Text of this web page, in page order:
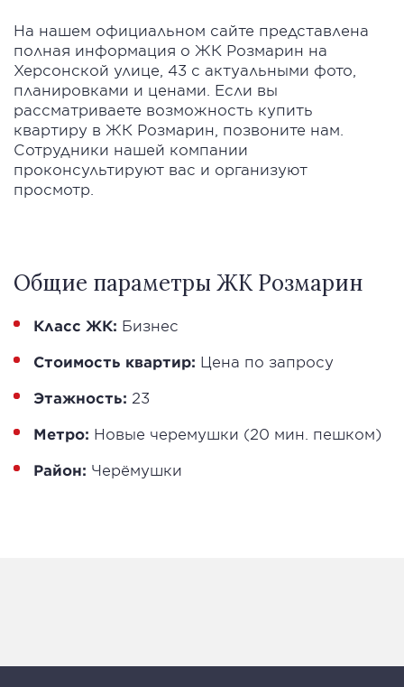
На нашем официальном сайте представлена
полная информация о ЖК Розмарин на
Херсонской улице, 43 с актуальными фото,
планировками и ценами. Если вы
рассматриваете возможность купить
квартиру в ЖК Розмарин, позвоните нам.
Сотрудники нашей компании
проконсультируют вас и организуют
просмотр.
Общие параметры ЖК Розмарин
Класс ЖК: Бизнес
Стоимость квартир: Цена по запросу
Этажность: 23
Метро: Новые черемушки (20 мин. пешком)
Район: Черёмушки